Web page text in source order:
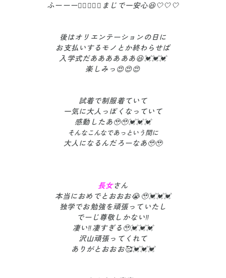
ふーーー😮‍💨😮‍💨🤍まじで一安心😆🤍🤍🤍
後はオリエンテーションの日に
お支払いするモノとか終わらせば
入学式だああああああ😆💓💓💓
楽しみっ😍😍😍
試着で制服着ていて
一気に大人っぽくなっていて
感動したあ🥹🥹💓💓💓
そんなこんなであっという間に
大人になるんだろーなあ🥹🥹
長女さん
本当におめでとおおお😭🥹💓💓💓
独学でお勉強を頑張っていたし
でーじ尊敬しかない‼️
凄い‼️凄すぎる🥹💓💓💓
沢山頑張ってくれて
ありがとおおお🥰💓💓💓